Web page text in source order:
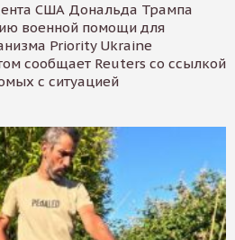
США Дональда Трампа
военной помощи для
Priority Ukraine
сообщает Reuters со ссылкой
с ситуацией